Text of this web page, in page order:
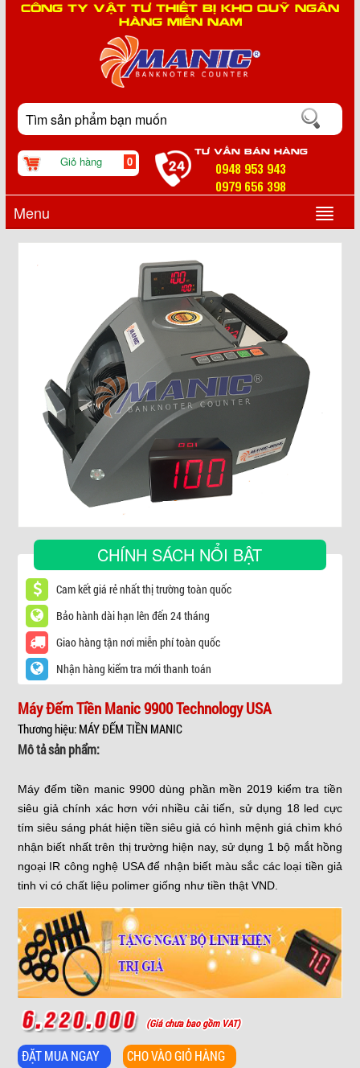
CÔNG TY VẬT TƯ THIẾT BỊ KHO QUỸ NGÂN
HÀNG MIỀN NAM
Giỏ hàng 0
TƯ VẤN BÁN HÀNG
0948 953 943
0979 656 398
Menu
CHÍNH SÁCH NỔI BẬT
Cam kết giá rẻ nhất thị trường toàn quốc
Bảo hành dài hạn lên đến 24 tháng
Giao hàng tận nơi miễn phí toàn quốc
Nhận hàng kiểm tra mới thanh toán
Máy Đếm Tiền Manic 9900 Technology USA
Thương hiệu: MÁY ĐẾM TIỀN MANIC
Mô tả sản phẩm:
Máy đếm tiền manic 9900 dùng phần mền 2019 kiểm tra tiền
siêu giả chính xác hơn với nhiều cải tiến, sử dụng 18 led cực
tím siêu sáng phát hiện tiền siêu giả có hình mệnh giá chìm khó
nhận biết nhất trên thị trường hiện nay, sử dụng 1 bộ mắt hồng
ngoại IR công nghệ USA để nhận biết màu sắc các loại tiền giả
tinh vi có chất liệu polimer giống như tiền thật VND.
(Giá chưa bao gồm VAT)